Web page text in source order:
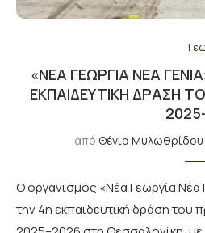
«ΝΈΑ ΓΕΩΡΓΊΑ ΝΈΑ
ΕΚΠΑΙΔΕΥΤΙΚΉ ΔΡΆΣΗ
από Θένια Μυλωθρίδου
Ο οργανισμός «Νέα Γεωργία Νέα
την 4η εκπαιδευτική δράση